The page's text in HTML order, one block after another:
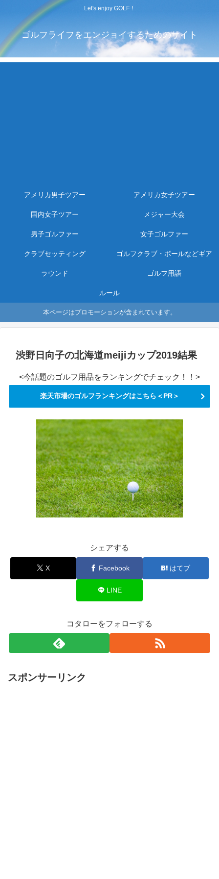
Let's enjoy GOLF！
ゴルフライフをエンジョイするためのサイト
アメリカ男子ツアー アメリカ女子ツアー
国内女子ツアー メジャー大会
男子ゴルファー 女子ゴルファー
クラブセッティング ゴルフクラブ・ボールなどギア
ラウンド ゴルフ用語
ルール
本ページはプロモーションが含まれています。
渋野日向子の北海道meijiカップ2019結果
<今話題のゴルフ用品をランキングでチェック！！>
楽天市場のゴルフランキングはこちら＜PR＞
シェアする
X Facebook はてブ
LINE
コタローをフォローする
スポンサーリンク